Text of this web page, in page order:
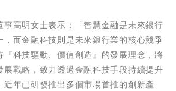
事高明女士表示：「智慧金融是未來銀行
，而金融科技則是未來銀行業的核心競爭
『科技驅動、價值創造』的發展理念，將
展戰略，致力透過金融科技手段持續提升
近年已研發推出多個市場首推的創新產